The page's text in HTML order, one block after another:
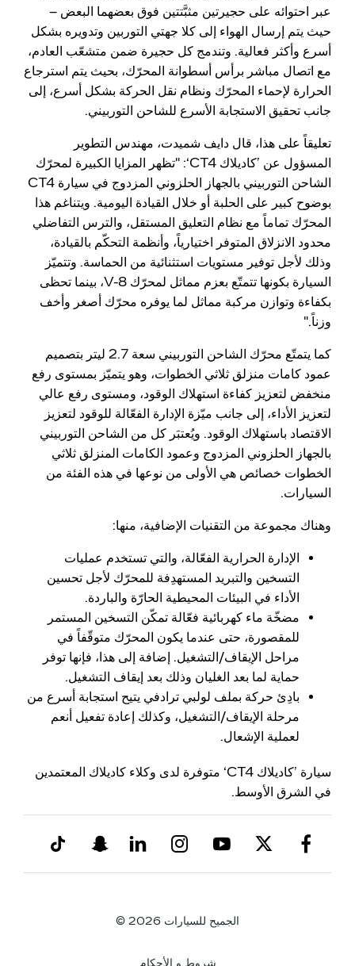
عبر احتوائه على حجيرتين مثبَّتتين فوق بعضهما البعض –
حيث يتم إرسال الهواء إلى كلا جهتي التوربين وتدويره بشكل
أسرع وأكثر فعالية. وتندمج كل حجيرة ضمن متشعّب العادم،
مع اتصال مباشر برأس أسطوانة المحرّك، بحيث يتم استرجاع
الحرارة لإحماء المحرّك ونظام نقل الحركة بشكل أسرع، إلى
جانب تحقيق الاستجابة الأسرع للشاحن التوربيني.
تعليقاً على هذا، قال دايف شميدت، مهندس التطوير
المسؤول عن ’كاديلاك CT4‘: "تظهر المزايا الكبيرة لمحرّك
الشاحن التوربيني بالجهاز الحلزوني المزدوج في سيارة CT4
بوضوح كبير على الحلبة أو خلال القيادة اليومية. ويتناغم هذا
المحرّك تماماً مع نظام التعليق المستقل، والترس التفاضلي
محدود الانزلاق المتوفر اختيارياً، وأنظمة التحكّم بالقيادة،
وذلك لأجل توفير مستويات استثنائية من الحماسة. وتتميّز
السيارة بكونها تتمتّع بعزم مماثل لمحرّك V-8، بينما تحظى
بكفاءة وتوازن مركبة مماثل لما يوفره محرّك أصغر وأخف
وزناً."
كما يتمتّع محرّك الشاحن التوربيني سعة 2.7 ليتر بتصميم
عمود كامات منزلق ثلاثي الخطوات، وهو يتميّز بمستوى رفع
منخفض لتعزيز كفاءة استهلاك الوقود، ومستوى رفع عالي
لتعزيز الأداء، إلى جانب ميّزة الإدارة الفعّالة للوقود لتعزيز
الاقتصاد باستهلاك الوقود. ويُعتبَر كل من الشاحن التوربيني
بالجهاز الحلزوني المزدوج وعمود الكامات المنزلق ثلاثي
الخطوات خصائص هي الأولى من نوعها في هذه الفئة من
السيارات.
وهناك مجموعة من التقنيات الإضافية، منها:
الإدارة الحرارية الفعّالة، والتي تستخدم عمليات
التسخين والتبريد المستهدِفة للمحرّك لأجل تحسين
الأداء في البيئات المحيطية الحارّة والباردة.
مضخّة ماء كهربائية فعّالة تمكّن التسخين المستمر
للمقصورة، حتى عندما يكون المحرّك متوقّفاً في
مراحل الإيقاف/التشغيل. إضافة إلى هذا، فإنها توفر
حماية لما بعد الغليان وذلك بعد إيقاف التشغيل.
بادِئ حركة بملف لولبي ترادفي يتيح استجابة أسرع من
مرحلة الإيقاف/التشغيل، وكذلك إعادة تفعيل أنعم
لعملية الإشعال.
سيارة ’كاديلاك CT4‘ متوفرة لدى وكلاء كاديلاك المعتمدين
في الشرق الأوسط.
الجميح للسيارات 2026 ©